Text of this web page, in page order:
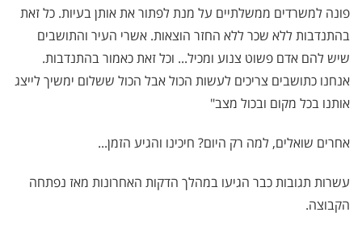
פונה למשרדים ממשלתיים על מנת לפתור את אותן בעיות. כל זאת
בהתנדבות ללא שכר ללא החזר הוצאות. אשרי העיר והתושבים
שיש להם אדם פשוט צנוע ומכיל... וכל זאת כאמור בהתנדבות.
אנחנו כתושבים צריכים לעשות הכול אבל הכול ששלום ימשיך לייצג
אותנו בכל מקום ובכול מצב"
אחרים שואלים, למה רק היום? חיכינו והגיע הזמן...
עשרות תגובות כבר הגיעו במהלך הדקות האחרונות מאז נפתחה
הקבוצה.